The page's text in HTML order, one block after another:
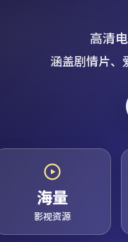
高清
涵盖剧情片、
海量
影视资源